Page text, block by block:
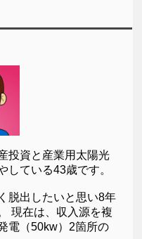
投資と産業用太陽光
している43歳です。
脱出したいと思い8年
現在は、収入源を複
電（50kw）2箇所の